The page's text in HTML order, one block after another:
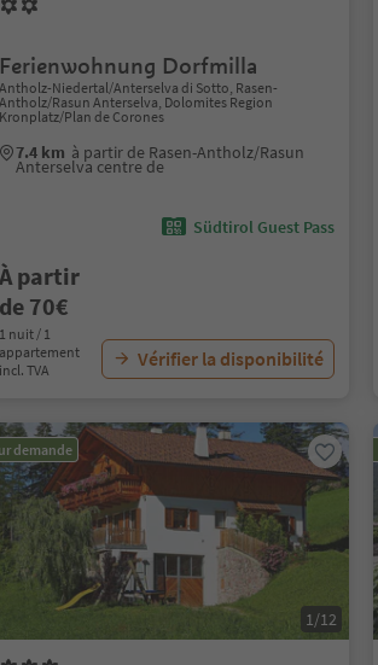
Ferienwohnung Dorfmilla
Antholz-Niedertal/Anterselva di Sotto, Rasen-
Antholz/Rasun Anterselva, Dolomites Region
Kronplatz/Plan de Corones
7.4 km à partir de Rasen-Antholz/Rasun
Anterselva centre de
Südtirol Guest Pass
À partir
de 70€
1 nuit / 1
appartement
incl. TVA
Vérifier la disponibilité
demande
1/12